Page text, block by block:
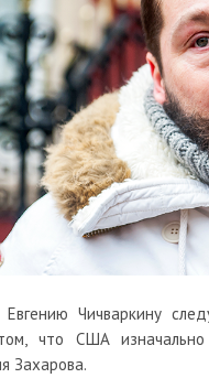
Евгению Чичваркину
что США изначально
Захарова.